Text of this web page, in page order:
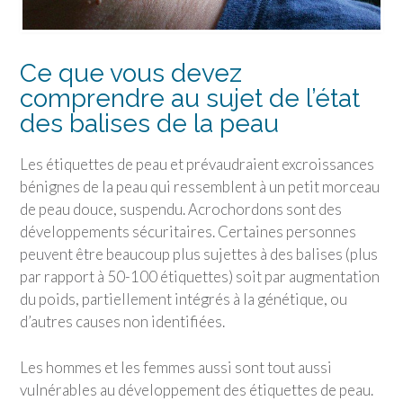
Ce que vous devez
comprendre au sujet de l’état
des balises de la peau
Les étiquettes de peau et prévaudraient excroissances
bénignes de la peau qui ressemblent à un petit morceau
de peau douce, suspendu. Acrochordons sont des
développements sécuritaires. Certaines personnes
peuvent être beaucoup plus sujettes à des balises (plus
par rapport à 50-100 étiquettes) soit par augmentation
du poids, partiellement intégrés à la génétique, ou
d’autres causes non identifiées.
Les hommes et les femmes aussi sont tout aussi
vulnérables au développement des étiquettes de peau.